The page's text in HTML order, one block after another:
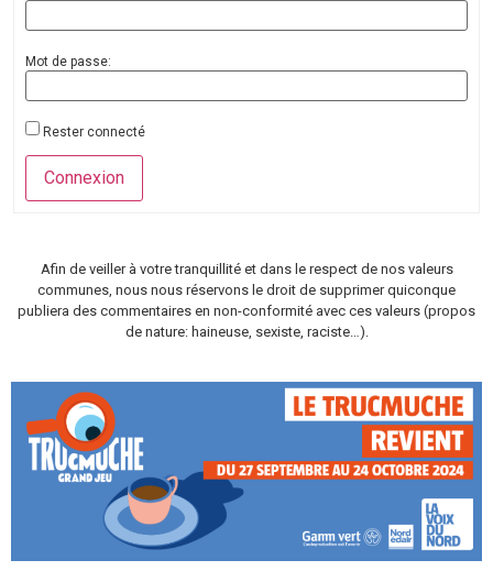
Mot de passe:
Rester connecté
Connexion
Afin de veiller à votre tranquillité et dans le respect de nos valeurs
communes, nous nous réservons le droit de supprimer quiconque
publiera des commentaires en non-conformité avec ces valeurs (propos
de nature: haineuse, sexiste, raciste…).